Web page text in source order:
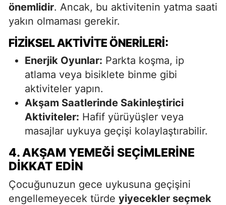
önemlidir. Ancak, bu aktivitenin yatma saati
yakın olmaması gerekir.
FIZIKSEL AKTIVITE ÖNERILERI:
Enerjik Oyunlar: Parkta koşma, ip
atlama veya bisiklete binme gibi
aktiviteler yapın.
Akşam Saatlerinde Sakinleştirici
Aktiviteler: Hafif yürüyüşler veya
masajlar uykuya geçişi kolaylaştırabilir.
4. AKŞAM YEMEĞI SEÇIMLERINE
DIKKAT EDIN
Çocuğunuzun gece uykusuna geçişini
engellemeyecek türde yiyecekler seçmek